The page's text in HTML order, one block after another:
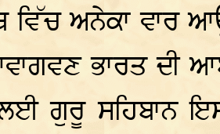
ਵਿੱਚ ਅਨੇਕਾ ਵਾਰ
ਭਾਰਤ ਦੀ
ਗੁਰੂ ਸਹਿਬਾਨ